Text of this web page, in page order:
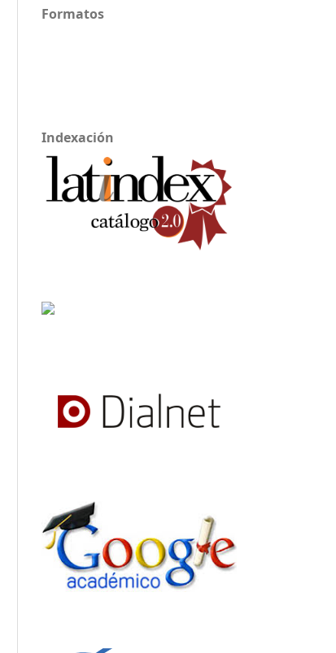
Formatos
Indexación